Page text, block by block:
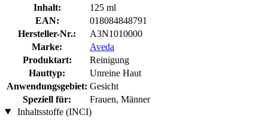
Inhalt:
125 ml
EAN:
018084848791
Hersteller-Nr.:
A3N1010000
Marke:
Aveda
Produktart:
Reinigung
Hauttyp:
Unreine Haut
Anwendungsgebiet: Gesicht
Speziell für:
Frauen, Männer
Inhaltsstoffe (INCI)